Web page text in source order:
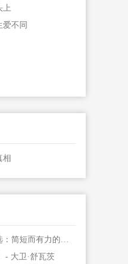
上
不同
相
高三励志语录精选：简短而有力的激励句子
- 大卫·舒瓦茨